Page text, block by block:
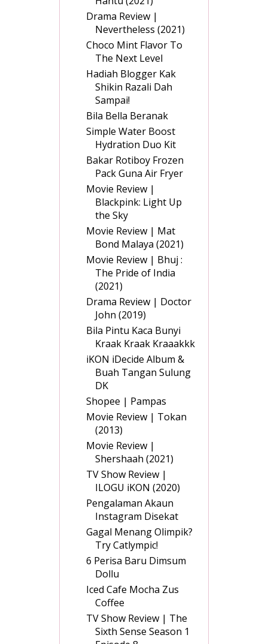
Drama Review |
Nevertheless (2021)
Choco Mint Flavor To
The Next Level
Hadiah Blogger Kak
Shikin Razali Dah
Sampai!
Bila Bella Beranak
Simple Water Boost
Hydration Duo Kit
Bakar Rotiboy Frozen
Pack Guna Air Fryer
Movie Review |
Blackpink: Light Up
the Sky
Movie Review | Mat
Bond Malaya (2021)
Movie Review | Bhuj :
The Pride of India
(2021)
Drama Review | Doctor
John (2019)
Bila Pintu Kaca Bunyi
Kraak Kraak Kraaakkk
iKON iDecide Album &
Buah Tangan Sulung
DK
Shopee | Pampas
Movie Review | Tokan
(2013)
Movie Review |
Shershaah (2021)
TV Show Review |
ILOGU iKON (2020)
Pengalaman Akaun
Instagram Disekat
Gagal Menang Olimpik?
Try Catlympic!
6 Perisa Baru Dimsum
Dollu
Iced Cafe Mocha Zus
Coffee
TV Show Review | The
Sixth Sense Season 1